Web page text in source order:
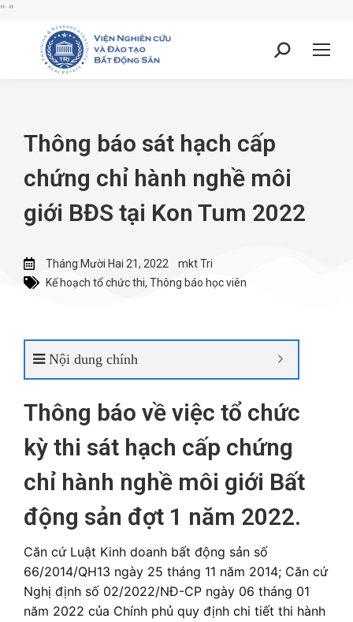
" "
Thông báo sát hạch cấp
chứng chỉ hành nghề môi
giới BĐS tại Kon Tum 2022
Tháng Mười Hai 21, 2022
mkt Tri
Kế hoạch tổ chức thi, Thông báo học viên
Nội dung chính
Thông báo về việc tổ chức
kỳ thi sát hạch cấp chứng
chỉ hành nghề môi giới Bất
động sản đợt 1 năm 2022.
Căn cứ Luật Kinh doanh bất động sản số
66/2014/QH13 ngày 25 tháng 11 năm 2014; Căn cứ
Nghị định số 02/2022/NĐ-CP ngày 06 tháng 01
năm 2022 của Chính phủ quy định chi tiết thi hành